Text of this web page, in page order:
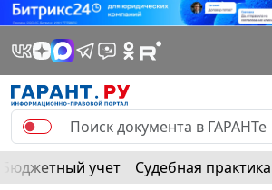
Бюджетный учет Судебная практика